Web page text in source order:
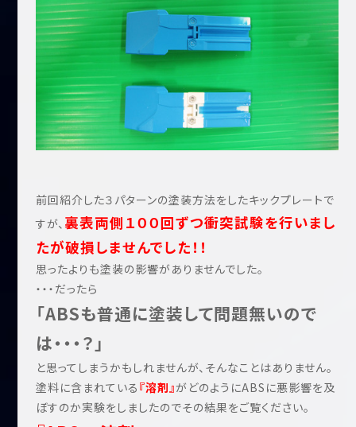
前回紹介した３パターンの塗装方法をしたキックプレートで
すが、 裏表両側１００回ずつ衝突試験を行いまし
たが破損しませんでした！！
思ったよりも塗装の影響がありませんでした。
・・・だったら
「ABSも普通に塗装して問題無いので
は・・・？」
と思ってしまうかもしれませんが、そんなことはありません。
塗料に含まれている 『溶剤』がどのようにABSに悪影響を及
ぼすのか実験をしましたのでその結果をご覧ください。